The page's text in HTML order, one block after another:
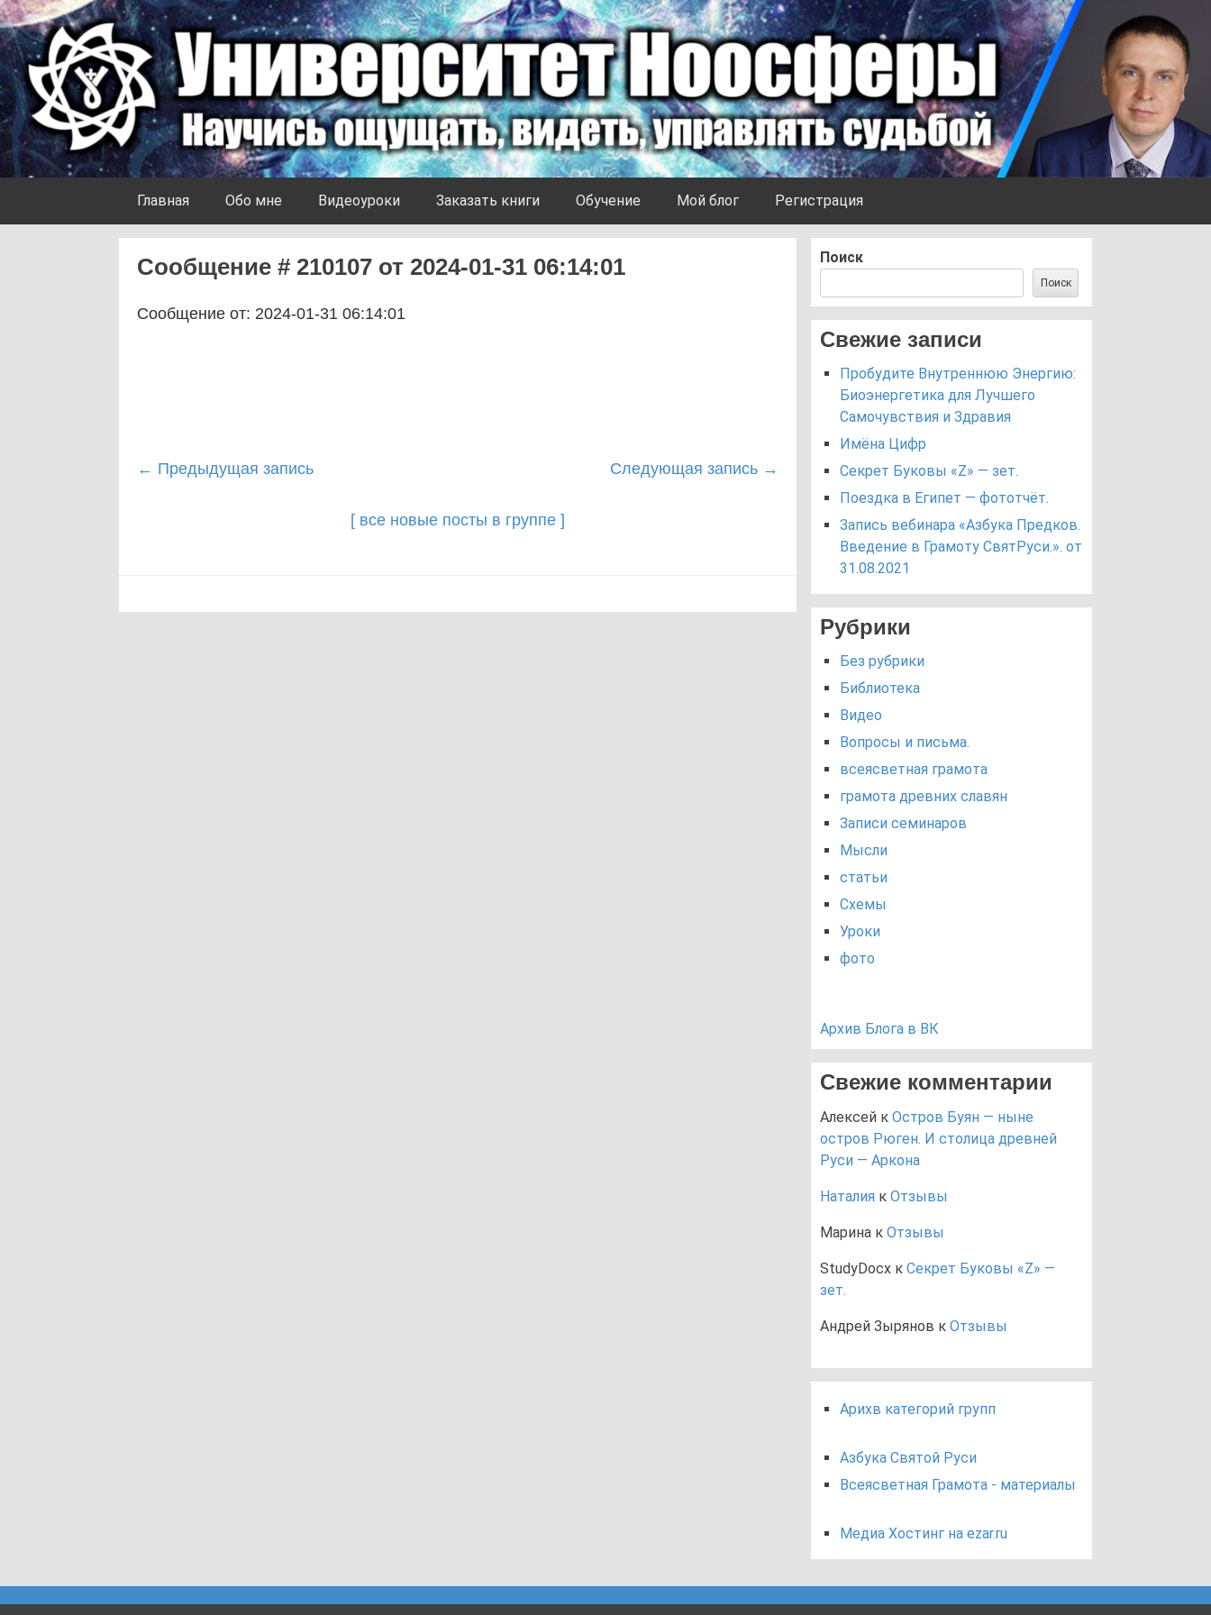
Университет Ноосферы
Главная Обо мне Видеоуроки Заказать книги Обучение Мой блог Регистрация
Сообщение # 210107 от 2024-01-31 06:14:01
Сообщение от: 2024-01-31 06:14:01
Post
← Предыдущая запись Следующая запись →
[ все новые посты в группе ]
Поиск
Поиск
Свежие записи
Пробудите Внутреннюю Энергию:
Биоэнергетика для Лучшего
Самочувствия и Здравия
Имёна Цифр
Секрет Буковы «Z» — зет.
Поездка в Египет — фототчёт.
Запись вебинара «Азбука Предков.
Введение в Грамоту СвятРуси.». от
31.08.2021
Рубрики
Без рубрики
Библиотека
Видео
Вопросы и письма.
всеясветная грамота
грамота древних славян
Записи семинаров
Мысли
статьи
Схемы
Уроки
фото
Архив Блога в ВК
Свежие комментарии
Алексей к Остров Буян — ныне
остров Рюген. И столица древней
Руси — Аркона
Наталия к Отзывы
Марина к Отзывы
StudyDocx к Секрет Буковы «Z» —
зет.
Андрей Зырянов к Отзывы
Арихв категорий групп
Азбука Святой Руси
Всеясветная Грамота - материалы
Медиа Хостинг на ezar.ru